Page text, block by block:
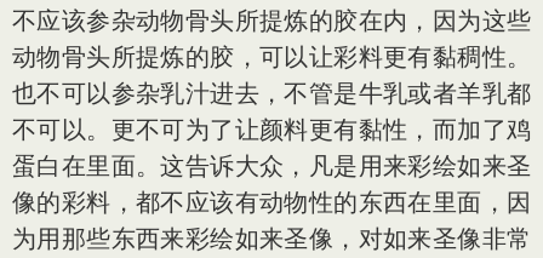
不应该参杂动物骨头所提炼的胶在内，因为这些
动物骨头所提炼的胶，可以让彩料更有黏稠性。
也不可以参杂乳汁进去，不管是牛乳或者羊乳都
不可以。更不可为了让颜料更有黏性，而加了鸡
蛋白在里面。这告诉大众，凡是用来彩绘如来圣
像的彩料，都不应该有动物性的东西在里面，因
为用那些东西来彩绘如来圣像，对如来圣像非常